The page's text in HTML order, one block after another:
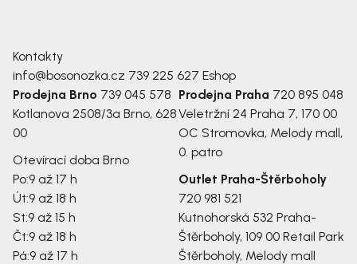
Kontakty
info@bosonozka.cz 739 225 627 Eshop
Prodejna Brno 739 045 578
Kotlanova 2508/3a Brno, 628
00
Otevírací doba Brno
Po:9 až 17 h
Út:9 až 18 h
St:9 až 15 h
Čt:9 až 18 h
Pá:9 až 17 h
Prodejna Praha 720 895 048
Veletržní 24 Praha 7, 170 00
OC Stromovka, Melody mall,
0. patro
Outlet Praha-Štěrboholy
720 981 521
Kutnohorská 532 Praha-
Štěrboholy, 109 00 Retail Park
Štěrboholy, Melody mall